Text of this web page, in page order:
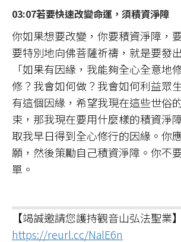
03:07若要快速改變命運，須積資淨障
你如果想要改變，你要積資淨障，
要特別地向佛菩薩祈禱，就是要發
「如果有因緣，我能夠全心全意地
修？我會如何做？我會如何利益眾
有這個因緣，希望我現在這些世俗
束，那我現在要用什麼樣的積資淨
取我早日得到全心修行的因緣。你
願，然後策勵自己積資淨障。你不
單。
【竭誠邀請您護持觀音山弘法聖業】
https://reurl.cc/NalE6n